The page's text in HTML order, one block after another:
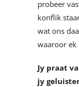
probeer
konflik
wat ons
waaroor ek
Jy praat
jy